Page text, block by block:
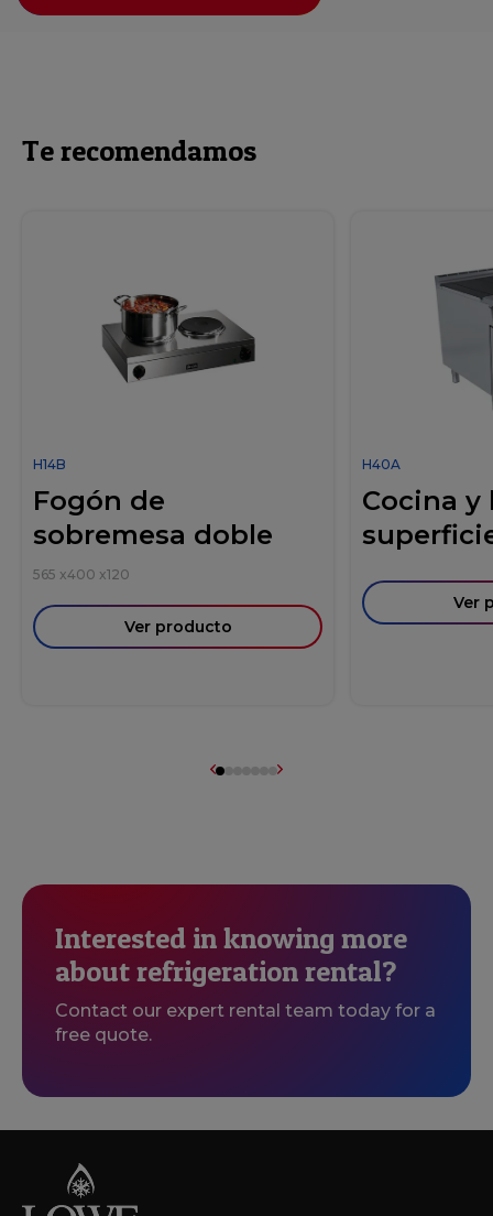
Te recomendamos
H14B
Fogón de
sobremesa doble
565 x400 x120
Ver producto
H40A
Cocina y
Ver
Interested in knowing more
about refrigeration rental?
Contact our expert rental team today for a
free quote.